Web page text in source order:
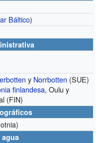
Báltico)
y Norrbotten (SUE)
finlandesa, Oulu y
(FIN)